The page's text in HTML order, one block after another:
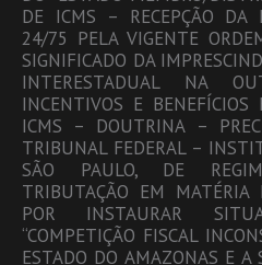
DE ICMS – RECEPÇÃO DA
24/75 PELA VIGENTE
SIGNIFICADO DA
INTERESTADUAL NA
INCENTIVOS E BENEFÍCIOS
ICMS – DOUTRINA –
TRIBUNAL FEDERAL –
SÃO PAULO, DE
TRIBUTAÇÃO EM
POR INSTAURAR
“COMPETIÇÃO FISCAL
ESTADO DO AMAZONAS E